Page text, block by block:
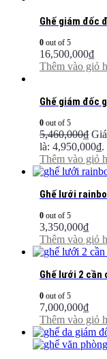
Ghế giám đốc
0 out of 5
16,500,000₫
Thêm vào giỏ
Ghế giám đốc
0 out of 5
5,460,000₫
là: 4,950,000₫.
Thêm vào giỏ
Ghế lưới
0 out of 5
3,350,000₫
Thêm vào giỏ
Ghế lưới 2 cần
0 out of 5
7,000,000₫
Thêm vào giỏ